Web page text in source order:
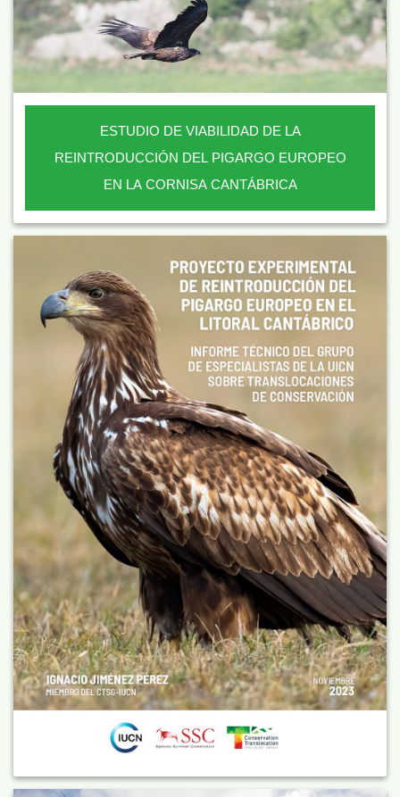
ESTUDIO DE VIABILIDAD DE LA
REINTRODUCCIÓN DEL PIGARGO EUROPEO
EN LA CORNISA CANTÁBRICA